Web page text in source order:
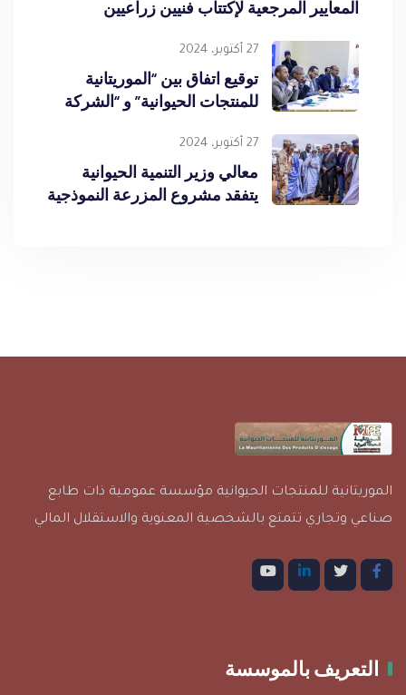
المعايير المرجعية لإكتتاب فنيين زراعيين
27 أكتوبر، 2024
توقيع اتفاق بين “الموريتانية
للمنتجات الحيوانية” و “الشركة
27 أكتوبر، 2024
معالي وزير التنمية الحيوانية
يتفقد مشروع المزرعة النموذجية
الموريتانية للمنتجات الحيوانية مؤسسة عمومية ذات طابع
صناعي وتجاري تتمتع بالشخصية المعنوية والاستقلال المالي
التعريف بالموسسة